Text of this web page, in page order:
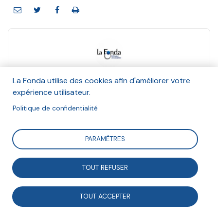
Et Anna Maheu, Hannah Olivetti
Décembre 2020
Retour en équation sur les grandes définitions de la
valeur qui se sont succédées.
La Fonda utilise des cookies afin d'améliorer votre
expérience utilisateur.
Politique de confidentialité
PARAMÈTRES
TOUT REFUSER
TOUT ACCEPTER